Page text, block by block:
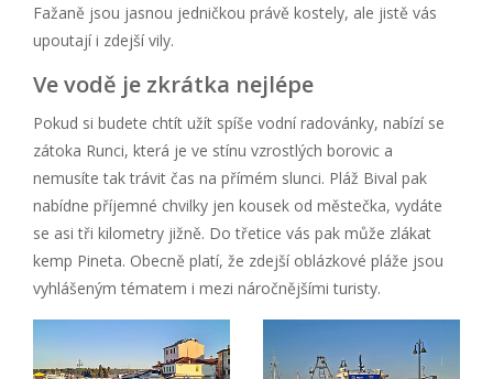
Fažaně jsou jasnou jedničkou právě kostely, ale jistě vás
upoutají i zdejší vily.
Ve vodě je zkrátka nejlépe
Pokud si budete chtít užít spíše vodní radovánky, nabízí se
zátoka Runci, která je ve stínu vzrostlých borovic a
nemusíte tak trávit čas na přímém slunci. Pláž Bival pak
nabídne příjemné chvilky jen kousek od městečka, vydáte
se asi tři kilometry jižně. Do třetice vás pak může zlákat
kemp Pineta. Obecně platí, že zdejší oblázkové pláže jsou
vyhlášeným tématem i mezi náročnějšími turisty.